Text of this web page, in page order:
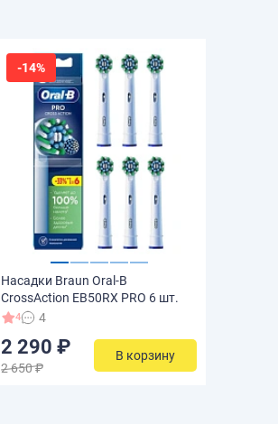
-14%
Насадки Braun Oral-B
CrossAction EB50RX PRO 6 шт.
4 4
2 290 ₽
2 650 ₽
В корзину